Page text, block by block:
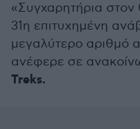
«Συγχαρητήρια στον
31η επιτυχημένη
μεγαλύτερο αριθμό
ανέφερε σε
Treks.